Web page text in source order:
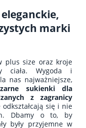
marki
plus size oraz kroje
ciała. Wygoda i
nas najważniejsze,
sukienki dla
z zagranicy
się i nie
Dbamy o to, by
były przyjemne w